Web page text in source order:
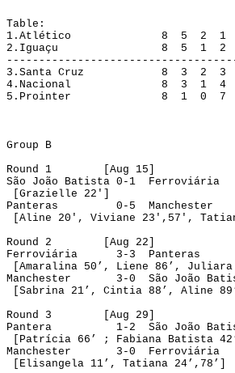
Table :
1.Atlético
8 5 2 1
2.Iguaçu
8 5 1 2
3. Santa Cruz 8 3 2 3
4. Nacional 8 3 1 4
5. Prointer 8 1 0 7
Group B
Round
1 Aug 15]
São João Batista 0-1
Ferroviária
Grazielle 22']
Panteras
0-5
Manchester
[Aline 20', Viviane 23',57',
Round 2
Aug 22]
Ferroviária
3-3
Panteras
Amaralina 50’ , Liene 86’ , Juliara
Manchester
3-0
São João
[Sabrina 21’ , Cintia 88’ , Aline
Round 3
Aug 29]
Pantera
1-2
São João
[Patrícia 66’ ; Fabiana Batista
Manchester
3-0
Ferroviária
Elisangela 11’ , Tatiana 24’ ,78’]